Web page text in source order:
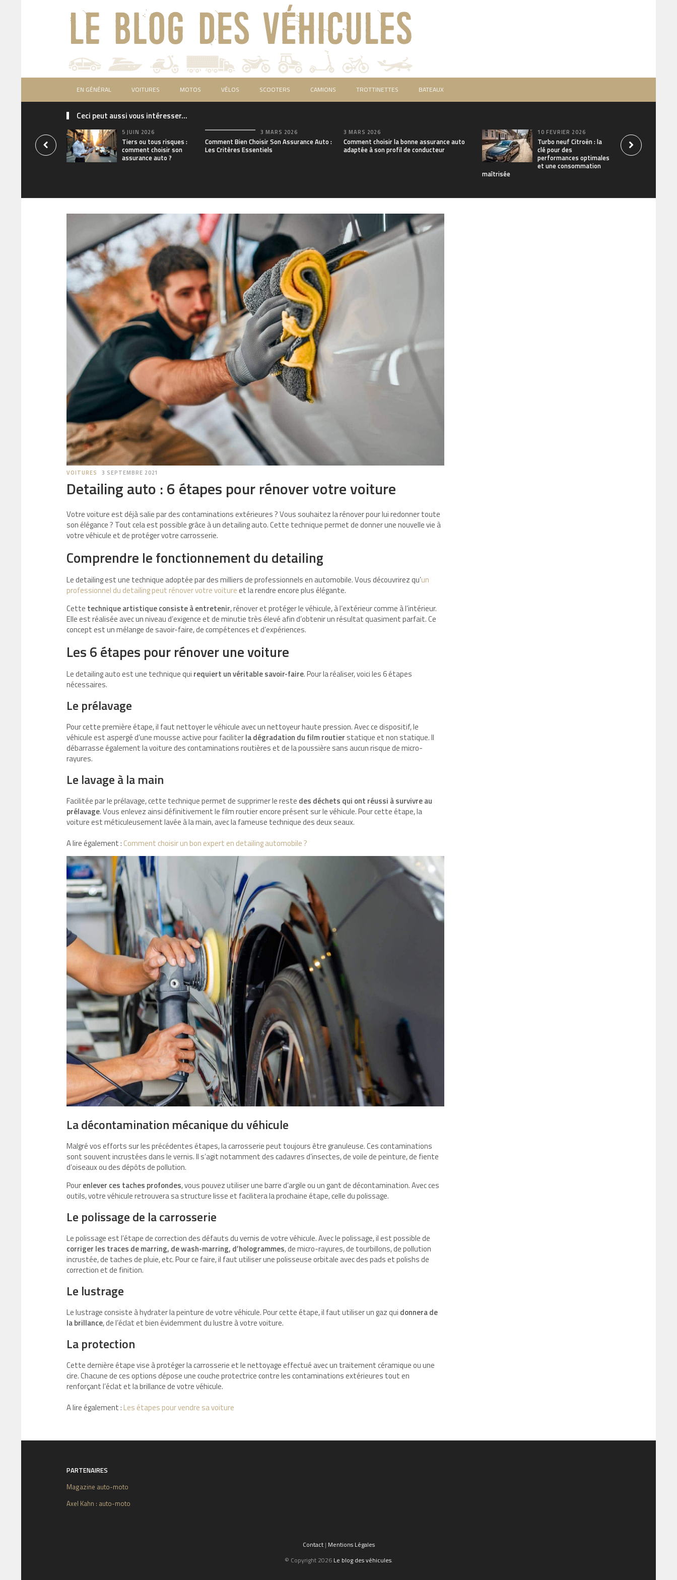
EN GÉNÉRAL VOITURES MOTOS VÉLOS SCOOTERS CAMIONS TROTTINETTES BATEAUX
Ceci peut aussi vous intéresser...
5 JUIN 2026
Tiers ou tous risques :
comment choisir son
assurance auto ?
3 MARS 2026
Comment Bien Choisir Son Assurance Auto :
Les Critères Essentiels
3 MARS 2026
Comment choisir la bonne assurance auto
adaptée à son profil de conducteur
10 FÉVRIER 2026
Turbo neuf Citroën : la
clé pour des
performances optimales
et une consommation
maîtrisée
VOITURES 3 SEPTEMBRE 2021
Detailing auto : 6 étapes pour rénover votre voiture
Votre voiture est déjà salie par des contaminations extérieures ? Vous souhaitez la rénover pour lui redonner toute
son élégance ? Tout cela est possible grâce à un detailing auto. Cette technique permet de donner une nouvelle vie à
votre véhicule et de protéger votre carrosserie.
Comprendre le fonctionnement du detailing
Le detailing est une technique adoptée par des milliers de professionnels en automobile. Vous découvrirez qu’un
professionnel du detailing peut rénover votre voitureet la rendre encore plus élégante.
Cette technique artistique consiste à entretenir, rénover et protéger le véhicule, à l’extérieur comme à l’intérieur.
Elle est réalisée avec un niveau d’exigence et de minutie très élevé afin d’obtenir un résultat quasiment parfait. Ce
concept est un mélange de savoir-faire, de compétences et d’expériences.
Les 6 étapes pour rénover une voiture
Le detailing auto est une technique qui requiert un véritable savoir-faire. Pour la réaliser, voici les 6 étapes
nécessaires.
Le prélavage
Pour cette première étape, il faut nettoyer le véhicule avec un nettoyeur haute pression. Avec ce dispositif, le
véhicule est aspergé d’une mousse active pour faciliterla dégradation du film routier statique et non statique. Il
débarrasse également la voiture des contaminations routières et de la poussière sans aucun risque de micro-
rayures.
Le lavage à la main
Facilitée par le prélavage, cette technique permet de supprimer le reste des déchets qui ont réussi à survivre au
prélavage. Vous enlevez ainsi définitivement le film routier encore présent sur le véhicule. Pour cette étape, la
voiture est méticuleusement lavée à la main, avec la fameuse technique des deux seaux.
A lire également : Comment choisir un bon expert en detailing automobile ?
La décontamination mécanique du véhicule
Malgré vos efforts sur les précédentes étapes, la carrosserie peut toujours être granuleuse. Ces contaminations
sont souvent incrustées dans le vernis. Il s’agit notamment des cadavres d’insectes, de voile de peinture, de fiente
d’oiseaux ou des dépôts de pollution.
Pourenlever ces taches profondes, vous pouvez utiliser une barre d’argile ou un gant de décontamination. Avec ces
outils, votre véhicule retrouvera sa structure lisse et facilitera la prochaine étape, celle du polissage.
Le polissage de la carrosserie
Le polissage est l’étape de correction des défauts du vernis de votre véhicule. Avec le polissage, il est possible de
corriger les traces de marring, de wash-marring, d’hologrammes, de micro-rayures, de tourbillons, de pollution
incrustée, de taches de pluie, etc. Pour ce faire, il faut utiliser une polisseuse orbitale avec des pads et polishs de
correction et de finition.
Le lustrage
Le lustrage consiste à hydrater la peinture de votre véhicule. Pour cette étape, il faut utiliser un gaz qui donnera de
la brillance, de l’éclat et bien évidemment du lustre à votre voiture.
La protection
Cette dernière étape vise à protéger la carrosserie et le nettoyage effectué avec un traitement céramique ou une
cire. Chacune de ces options dépose une couche protectrice contre les contaminations extérieures tout en
renforçant l’éclat et la brillance de votre véhicule.
A lire également : Les étapes pour vendre sa voiture
PARTENAIRES
Magazine auto-moto
Axel Kahn : auto-moto
Contact| Mentions Légales
© Copyright 2026 Le blog des véhicules.